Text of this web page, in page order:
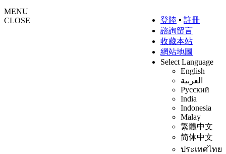
登陸 ▪ 註冊
諮詢留言
收藏本站
網站地圖
Select Language
English
العربية
Русский
India
Indonesia
Malay
繁體中文
简体中文
ประเทศไทย
MENU
CLOSE